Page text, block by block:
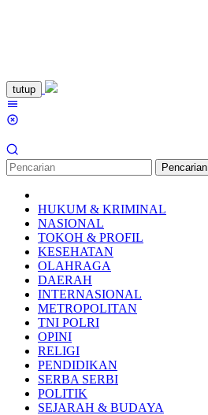
Loncat
ke
konten
tutup
Pencarian
HUKUM & KRIMINAL
NASIONAL
TOKOH & PROFIL
KESEHATAN
OLAHRAGA
DAERAH
INTERNASIONAL
METROPOLITAN
TNI POLRI
OPINI
RELIGI
PENDIDIKAN
SERBA SERBI
POLITIK
SEJARAH & BUDAYA